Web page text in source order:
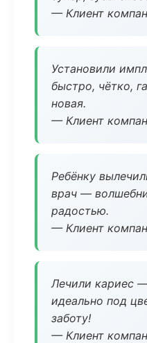
— Клиент
Установили
быстро, чётко,
новая.
— Клиент
Ребёнку
врач —
радостью.
— Клиент
Лечили кариес
идеально под
заботу!
— Клиент